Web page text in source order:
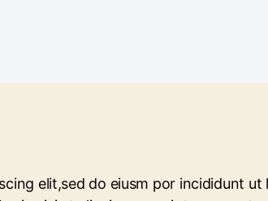
elit,sed do eiusm por incididunt